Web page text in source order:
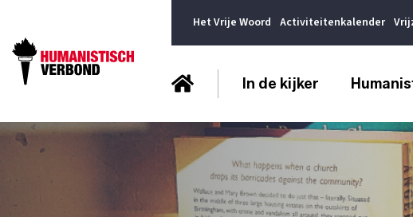
Het Vrije Woord Activiteitenkalender
In de kijker